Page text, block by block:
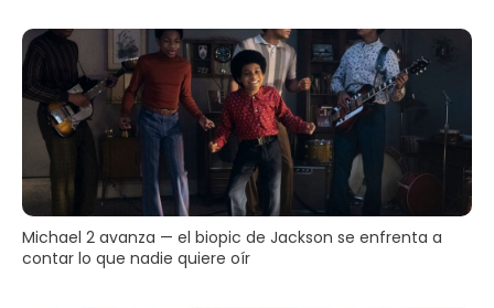
Michael 2 avanza — el biopic de Jackson se enfrenta a
contar lo que nadie quiere oír